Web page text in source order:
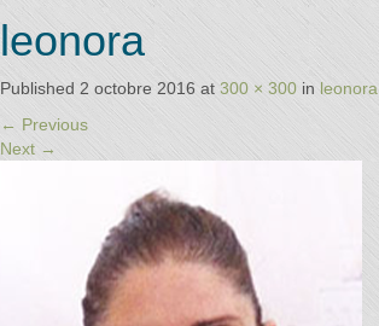
Annuaire
des
Praticiens
les
praticiens
conseillé
par la
leonora
Published 2 octobre 2016 at 300 × 300 in leonora
← Previous
Next →